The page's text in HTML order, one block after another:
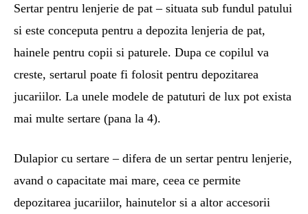
Sertar pentru lenjerie de pat – situata sub fundul patului
si este conceputa pentru a depozita lenjeria de pat,
hainele pentru copii si paturele. Dupa ce copilul va
creste, sertarul poate fi folosit pentru depozitarea
jucariilor. La unele modele de patuturi de lux pot exista
mai multe sertare (pana la 4).
Dulapior cu sertare – difera de un sertar pentru lenjerie,
avand o capacitate mai mare, ceea ce permite
depozitarea jucariilor, hainutelor si a altor accesorii